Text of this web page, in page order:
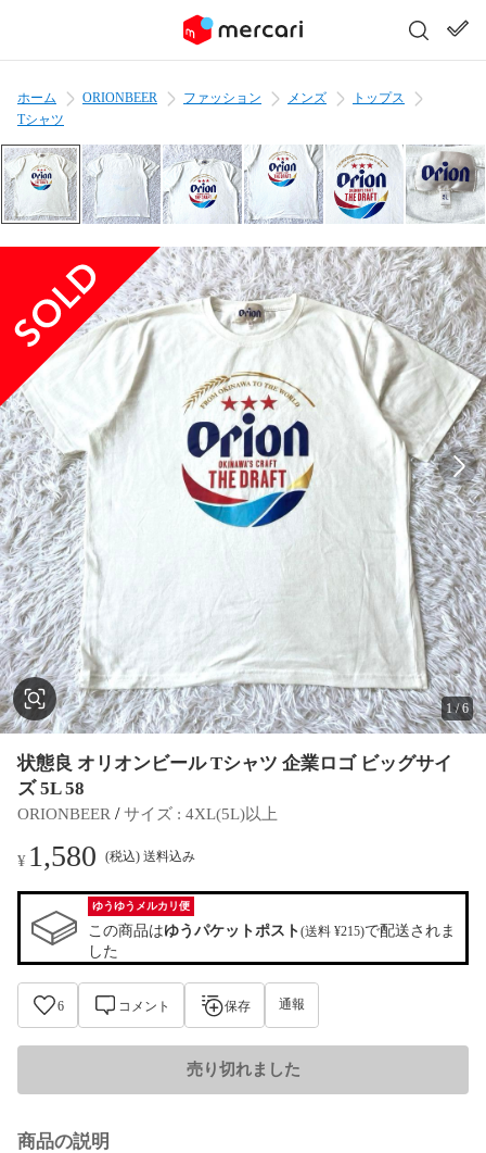
ホーム ORIONBEER ファッション メンズ
トップス
Tシャツ
1 /6
状態良 オリオンビール Tシャツ 企業ロゴ ビッグサイ
ズ 5L 58
ORIONBEER / サイズ : 4XL(5L)以上
¥ 1,580 (税込) 送料込み
ゆうゆうメルカリ便
この商品はゆうパケットポスト(送料 ¥215)で配送されま
した
6 コメント 保存 通報
売り切れました
商品の説明